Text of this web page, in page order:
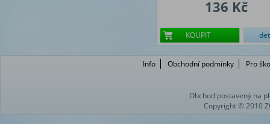
136 Kč
KOUPIT
Info Obchodní podmínky Pro
Obchod postavený na
Copyright © 2010